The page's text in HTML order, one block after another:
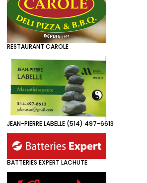
RESTAURANT CAROLE
JEAN-PIERRE LABELLE (514) 497-6613
BATTERIES EXPERT LACHUTE